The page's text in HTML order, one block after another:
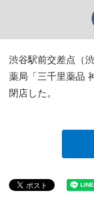
渋谷駅前交差点（
薬局「三千里薬品
閉店した。